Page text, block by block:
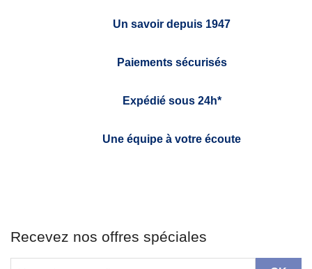
Un savoir depuis 1947
Paiements sécurisés
Expédié sous 24h*
Une équipe à votre écoute
Recevez nos offres spéciales